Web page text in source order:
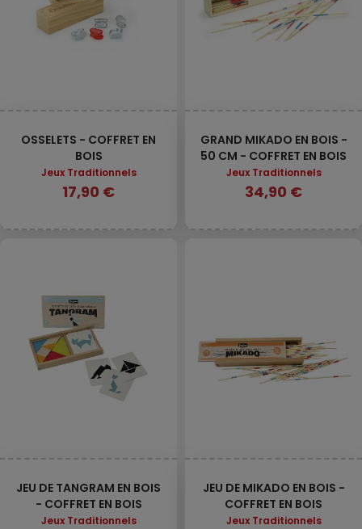
OSSELETS - COFFRET EN
BOIS
Jeux Traditionnels
17,90 €
GRAND MIKADO EN BOIS -
50 CM - COFFRET EN BOIS
Jeux Traditionnels
34,90 €
JEU DE TANGRAM EN BOIS
- COFFRET EN BOIS
Jeux Traditionnels
JEU DE MIKADO EN BOIS -
COFFRET EN BOIS
Jeux Traditionnels